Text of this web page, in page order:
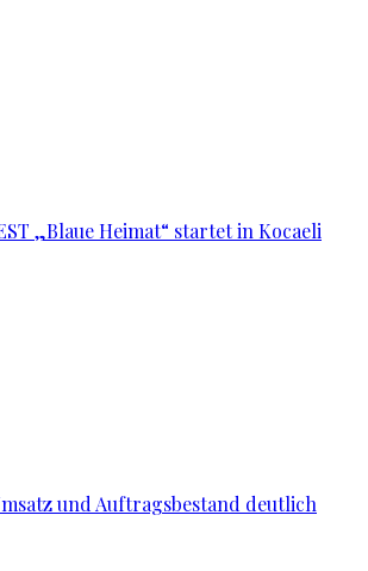
„Blaue Heimat“ startet in Kocaeli
und Auftragsbestand deutlich